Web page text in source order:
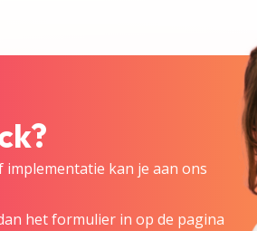
kan je aan ons
het formulier in op de pagina